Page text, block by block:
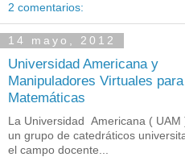
2 comentarios:
14 mayo, 2012
Universidad Americana y
Manipuladores Virtuales para
Matemáticas
La Universidad Americana (
un grupo de catedráticos
el campo docente...